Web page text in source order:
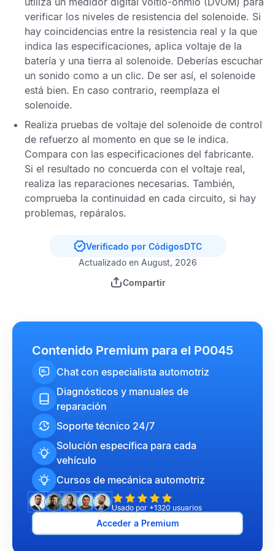
verificar los niveles de resistencia del solenoide. Si
hay coincidencias entre la resistencia real y la que
indica las especificaciones, aplica voltaje de la
batería y una tierra al solenoide. Deberías escuchar
un sonido como a un clic. De ser así, el solenoide
está bien. En caso contrario, reemplaza el
solenoide.
Realiza pruebas de voltaje del solenoide de control
de refuerzo al momento en que se le indica.
Compara con las especificaciones del fabricante.
Si el resultado no concuerda con el voltaje real,
realiza las reparaciones necesarias. También,
comprueba la continuidad en cada circuito, si hay
problemas, repáralos.
Verificado por CódigosDTC
Actualizado en August, 2026
Compartir
Contenido Premium para el P0045
Chat con especialista automotriz
Diagnósticos y manuales de
reparación
Soporte técnico 24/7
Solución específica para cada
vehículo
Cursos de mecánica automotriz
Usado por +1320 usuarios
Acceder a Premium